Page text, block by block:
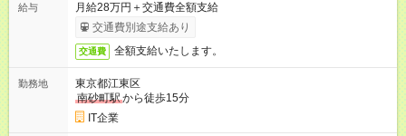
給与
月給28万円＋交通費全額支給
交通費別途支給あり
交通費 全額支給いたします。
勤務地
東京都江東区
南砂町駅から徒歩15分
IT企業